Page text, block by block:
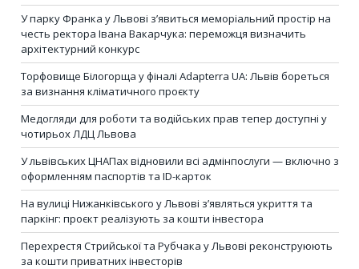
У парку Франка у Львові з’явиться меморіальний простір на
честь ректора Івана Вакарчука: переможця визначить
архітектурний конкурс
Торфовище Білогорща у фіналі Adapterra UA: Львів бореться
за визнання кліматичного проєкту
Медогляди для роботи та водійських прав тепер доступні у
чотирьох ЛДЦ Львова
У львівських ЦНАПах відновили всі адмінпослуги — включно з
оформленням паспортів та ID-карток
На вулиці Нижанківського у Львові з’являться укриття та
паркінг: проєкт реалізують за кошти інвестора
Перехрестя Стрийської та Рубчака у Львові реконструюють
за кошти приватних інвесторів